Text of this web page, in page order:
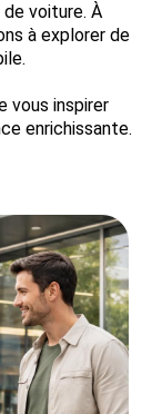
voiture. À
à explorer de
vous inspirer
enrichissante.